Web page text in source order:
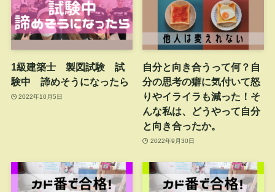
1級建築士 製図試験 試
験中 諦めそうになったら
2022年10月5日
自分と向き合うって何？自
分の思考の癖に気付いて怒
りやイライラも減った！そ
んな私は、どうやって自分
と向き合ったか。
2022年9月30日